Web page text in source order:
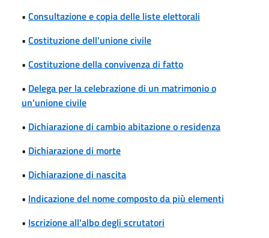
• Consultazione e copia delle liste elettorali
• Costituzione dell'unione civile
• Costituzione della convivenza di fatto
• Delega per la celebrazione di un matrimonio o
un'unione civile
• Dichiarazione di cambio abitazione o residenza
• Dichiarazione di morte
• Dichiarazione di nascita
• Indicazione del nome composto da più elementi
• Iscrizione all'albo degli scrutatori